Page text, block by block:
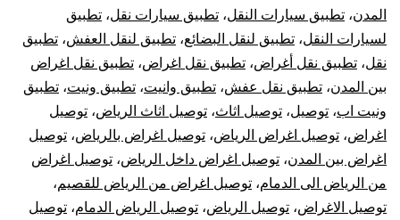
الرياض
المدن، تطبيق سيارات النقل، تطبيق سيارات نقل، تطبيق
لسيارات النقل، تطبيق لنقل البضائع، تطبيق لنقل العفش، تطبيق
نقل، تطبيق نقل أغراض، تطبيق نقل اغراض، تطبيق نقل اغراض
بين المدن، تطبيق نقل عفش، تطبيق وانيت، تطبيق ونيت، تطبيق
ونيت اب، توصيل، توصيل اثاث، توصيل اثاث الرياض، توصيل
اغراض، توصيل اغراض الرياض، توصيل اغراض بالرياض، توصيل
اغراض بين المدن، توصيل اغراض داخل الرياض، توصيل اغراض
من الرياض الى الدمام، توصيل اغراض من الرياض للقصيم،
توصيل الاغراض، توصيل الرياض، توصيل الرياض الدمام، توصيل